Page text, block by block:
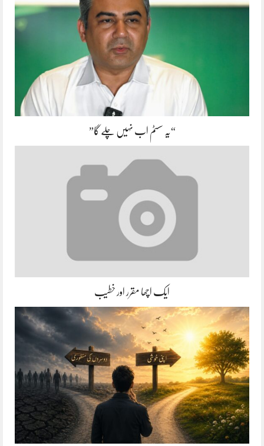
“یہ سسٹم اب نہیں چلے گا”
ایک اچھا مقرر اور خطیب